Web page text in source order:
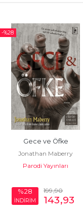
-%28
Gece ve Öfke
Jonathan Maberry
Parodi Yayınları
%28
İNDİRİM
199,90
143,93